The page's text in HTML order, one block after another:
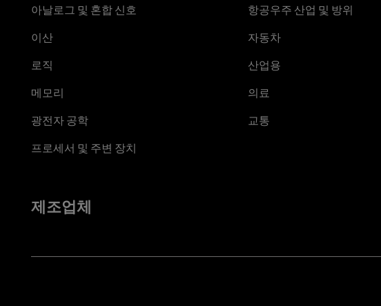
아날로그 및 혼합 신호
이산
로직
메모리
광전자 공학
프로세서 및 주변 장치
항공우주 산업 및 방위
자동차
산업용
의료
교통
제조업체